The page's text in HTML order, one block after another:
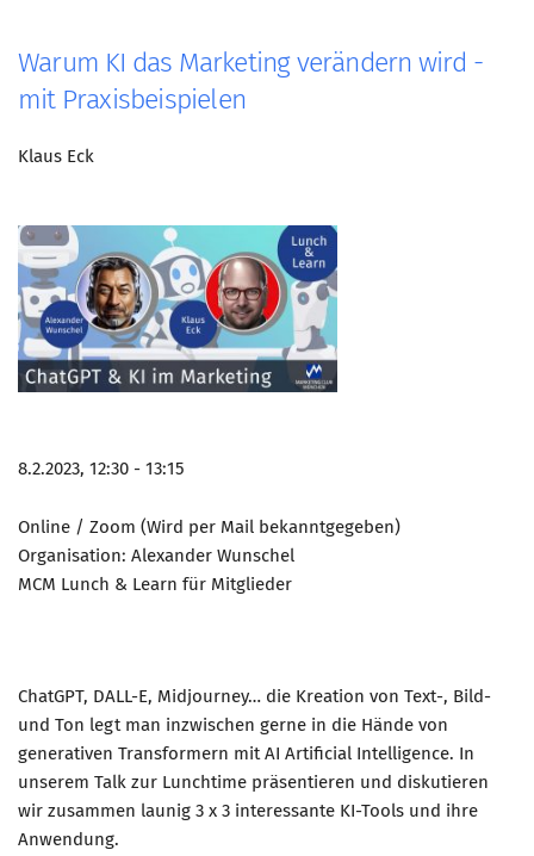
Warum KI das Marketing verändern wird -
mit Praxisbeispielen
Klaus Eck
8.2.2023, 12:30 - 13:15
Online / Zoom (Wird per Mail bekanntgegeben)
Organisation: Alexander Wunschel
MCM Lunch & Learn für Mitglieder
ChatGPT, DALL-E, Midjourney… die Kreation von Text-, Bild-
und Ton legt man inzwischen gerne in die Hände von
generativen Transformern mit AI Artificial Intelligence. In
unserem Talk zur Lunchtime präsentieren und diskutieren
wir zusammen launig 3 x 3 interessante KI-Tools und ihre
Anwendung.